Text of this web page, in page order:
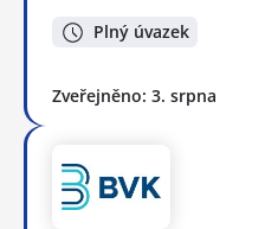
Plný úvazek
Zveřejněno: 3. srpna